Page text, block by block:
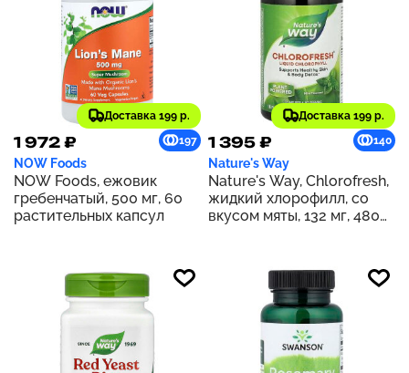
Доставка 199 р.
1 972 ₽ 197
NOW Foods
NOW Foods, ежовик
гребенчатый, 500 мг, 60
растительных капсул
Доставка 199 р.
1 395 ₽ 140
Nature's Way
Nature's Way, Chlorofresh,
жидкий хлорофилл, со
вкусом мяты, 132 мг, 480